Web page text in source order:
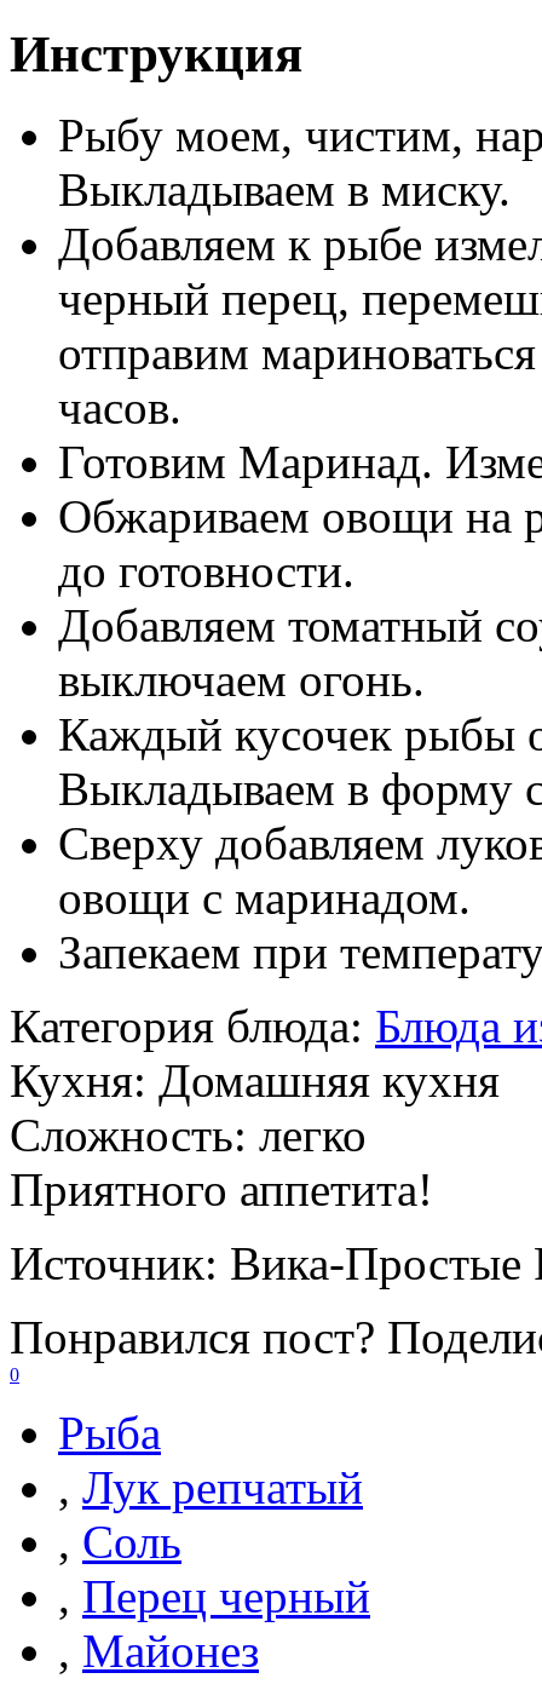
Инструкция
Рыбу моем, чистим,
Выкладываем в миску.
Добавляем к рыбе
черный перец,
отправим
часов.
Готовим Маринад.
Обжариваем овощи на
до готовности.
Добавляем томатный
выключаем огонь.
Каждый кусочек рыбы
Выкладываем в форму
Сверху добавляем
овощи с маринадом.
Запекаем при
Категория блюда: Блюда
Кухня: Домашняя кухня
Сложность: легко
Приятного аппетита!
Источник: Вика-Простые
Понравился пост?
0
Рыба
, Лук репчатый
, Соль
, Перец черный
, Майонез